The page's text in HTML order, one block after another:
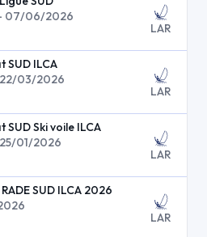
07/06/2026
LAR
SUD ILCA
03/2026
LAR
SUD Ski voile ILCA
01/2026
LAR
SUD ILCA 2026
LAR